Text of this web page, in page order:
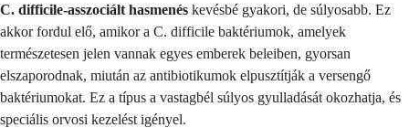
C. difficile-asszociált hasmenés kevésbé gyakori, de súlyosabb. Ez
akkor fordul elő, amikor a C. difficile baktériumok, amelyek
természetesen jelen vannak egyes emberek beleiben, gyorsan
elszaporodnak, miután az antibiotikumok elpusztítják a versengő
baktériumokat. Ez a típus a vastagbél súlyos gyulladását okozhatja, és
speciális orvosi kezelést igényel.